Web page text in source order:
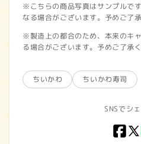
※こちらの商品写真はサンプルで
なる場合がございます。予めご了承
※製造上の都合のため、本来のキ
る場合がございます。予めご了承く
ちいかわ ちいかわ寿司
SNSでシ